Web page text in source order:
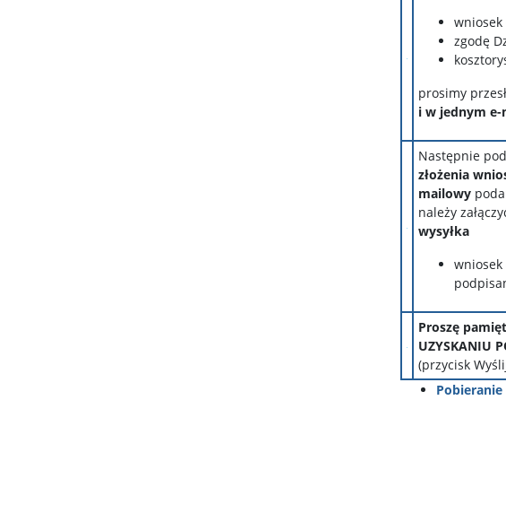
wniosek
zgodę
prosimy
i w jednym e-
Następnie
złożenia
mailowy
należy
wysyłka
wniosek
Proszę
UZYSKANIU
(przycisk